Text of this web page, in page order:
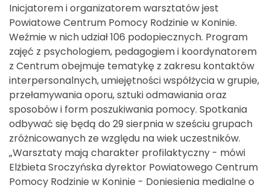
Inicjatorem i organizatorem warsztatów jest
Powiatowe Centrum Pomocy Rodzinie w Koninie.
Weźmie w nich udział 106 podopiecznych. Program
zajęć z psychologiem, pedagogiem i koordynatorem
z Centrum obejmuje tematykę z zakresu kontaktów
interpersonalnych, umiejętności współżycia w grupie,
przełamywania oporu, sztuki odmawiania oraz
sposobów i form poszukiwania pomocy. Spotkania
odbywać się będą do 29 sierpnia w sześciu grupach
zróżnicowanych ze względu na wiek uczestników.
„Warsztaty mają charakter profilaktyczny - mówi
Elżbieta Sroczyńska dyrektor Powiatowego Centrum
Pomocy Rodzinie w Koninie - Doniesienia medialne o